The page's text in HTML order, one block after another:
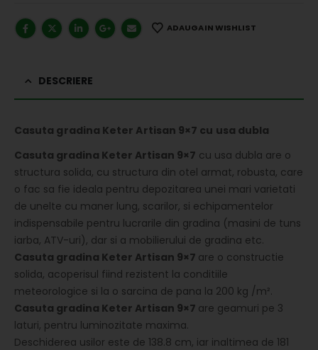
ADAUGA IN WISHLIST
DESCRIERE
Casuta gradina Keter Artisan 9×7 cu usa dubla
Casuta gradina Keter Artisan 9×7 cu usa dubla are o
structura solida, cu structura din otel armat, robusta, care
o fac sa fie ideala pentru depozitarea unei mari varietati
de unelte cu maner lung, scarilor, si echipamentelor
indispensabile pentru lucrarile din gradina (masini de tuns
iarba, ATV-uri), dar si a mobilierului de gradina etc.
Casuta gradina Keter Artisan 9×7 are o constructie
solida, acoperisul fiind rezistent la conditiile
meteorologice si la o sarcina de pana la 200 kg /m².
Casuta gradina Keter Artisan 9×7 are geamuri pe 3
laturi, pentru luminozitate maxima.
Deschiderea usilor este de 138.8 cm, iar inaltimea de 181